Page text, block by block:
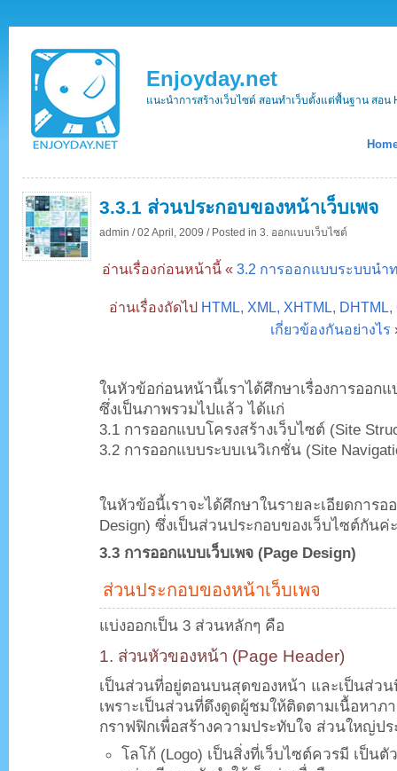
Enjoyday.net
แนะนำการสร้างเว็บไซต์ สอนทำเว็บตั้งแต่พื้นฐาน สอน
3.3.1 ส่วนประกอบของหน้าเว็บเพจ
admin / 02 April, 2009 / Posted in 3. ออกแบบเว็บไซต์
อ่านเรื่องก่อนหน้านี้ « 3.2 การออกแบบระบบนำ
อ่านเรื่องถัดไป HTML, XML, XHTML,
เกี่ยวข้องกันอย่างไร
ในหัวข้อก่อนหน้านี้เราได้ศึกษาเรื่องการออกแ
ซึ่งเป็นภาพรวมไปแล้ว ได้แก่
3.1 การออกแบบโครงสร้างเว็บไซต์ (Site
3.2 การออกแบบระบบเนวิเกชั่น (Site
ในหัวข้อนี้เราจะได้ศึกษาในรายละเอียดการอ
Design) ซึ่งเป็นส่วนประกอบของเว็บไซต์กันค่ะ
3.3 การออกแบบเว็บเพจ (Page Design)
ส่วนประกอบของหน้าเว็บเพจ
แบ่งออกเป็น 3 ส่วนหลักๆ คือ
1. ส่วนหัวของหน้า (Page Header)
เป็นส่วนที่อยู่ตอนบนสุดของหน้า และเป็นส่ว
เพราะเป็นส่วนที่ดึงดูดผู้ชมให้ติดตามเนื้อหาภ
กราฟฟิกเพื่อสร้างความประทับใจ ส่วนใหญ่ป
โลโก้ (Logo) เป็นสิ่งที่เว็บไซต์ควรมี เป็น